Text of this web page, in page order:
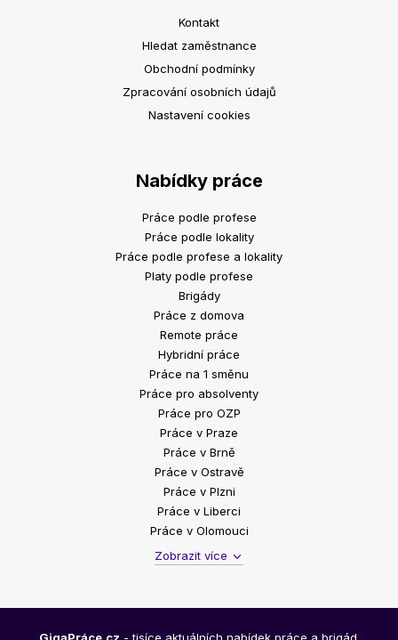
Kontakt
Hledat zaměstnance
Obchodní podmínky
Zpracování osobních údajů
Nastavení cookies
Nabídky práce
Práce podle profese
Práce podle lokality
Práce podle profese a lokality
Platy podle profese
Brigády
Práce z domova
Remote práce
Hybridní práce
Práce na 1 směnu
Práce pro absolventy
Práce pro OZP
Práce v Praze
Práce v Brně
Práce v Ostravě
Práce v Plzni
Práce v Liberci
Práce v Olomouci
Zobrazit více